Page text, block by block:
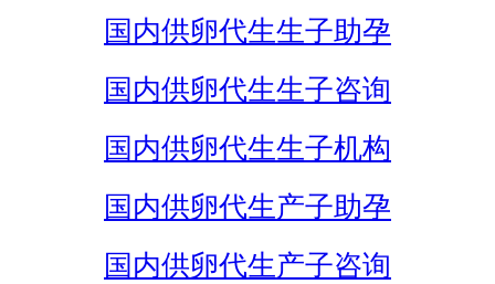
国内供卵代生生子助孕
国内供卵代生生子咨询
国内供卵代生生子机构
国内供卵代生产子助孕
国内供卵代生产子咨询